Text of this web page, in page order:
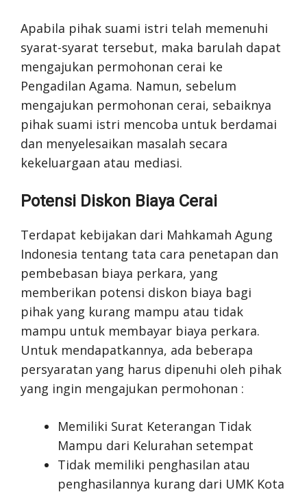
Apabila pihak suami istri telah memenuhi
syarat-syarat tersebut, maka barulah dapat
mengajukan permohonan cerai ke
Pengadilan Agama. Namun, sebelum
mengajukan permohonan cerai, sebaiknya
pihak suami istri mencoba untuk berdamai
dan menyelesaikan masalah secara
kekeluargaan atau mediasi.
Potensi Diskon Biaya Cerai
Terdapat kebijakan dari Mahkamah Agung
Indonesia tentang tata cara penetapan dan
pembebasan biaya perkara, yang
memberikan potensi diskon biaya bagi
pihak yang kurang mampu atau tidak
mampu untuk membayar biaya perkara.
Untuk mendapatkannya, ada beberapa
persyaratan yang harus dipenuhi oleh pihak
yang ingin mengajukan permohonan :
Memiliki Surat Keterangan Tidak
Mampu dari Kelurahan setempat
Tidak memiliki penghasilan atau
penghasilannya kurang dari UMK Kota